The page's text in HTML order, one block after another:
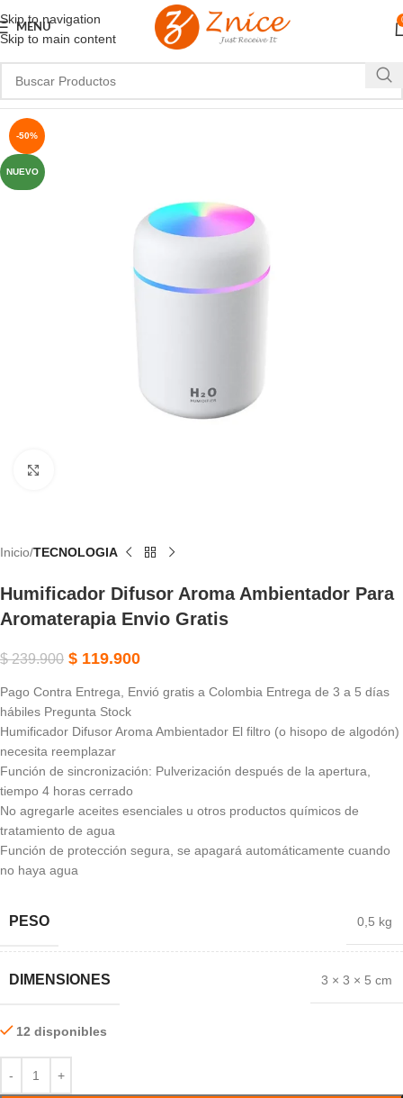
Skip to navigation
Skip to main content
MENU
-50%
NUEVO
Inicio TECNOLOGIA
Humificador Difusor Aroma Ambientador Para
Aromaterapia Envio Gratis
$239.900 $ 119.900
Pago Contra Entrega, Envió gratis a Colombia Entrega de 3 a 5 días
hábiles Pregunta Stock
Humificador Difusor Aroma Ambientador El filtro (o hisopo de algodón)
necesita reemplazar
Función de sincronización: Pulverización después de la apertura,
tiempo 4 horas cerrado
No agregarle aceites esenciales u otros productos químicos de
tratamiento de agua
Función de protección segura, se apagará automáticamente cuando
no haya agua
PESO 0,5 kg
DIMENSIONES 3 × 3 × 5 cm
12 disponibles